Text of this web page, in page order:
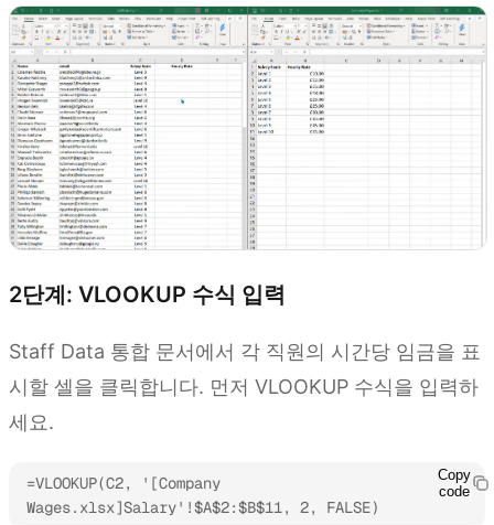
2단계: VLOOKUP 수식 입력
Staff Data 통합 문서에서 각 직원의 시간당 임금을 표
시할 셀을 클릭합니다. 먼저 VLOOKUP 수식을 입력하
세요.
=VLOOKUP(C2, '[Company
Wages.xlsx]Salary'!$A$2:$B$11, 2, FALSE)
Copy
code